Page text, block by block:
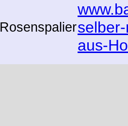
Rosenspalier
aus-